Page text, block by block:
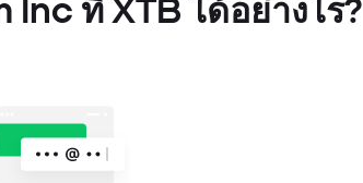
Inc ที่ XTB ได้อย่างไร?